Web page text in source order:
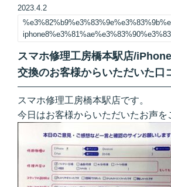
2023.4.2
スマホ修理工房橋本駅店/
交換のお客様からいただいた口
スマホ修理工房橋本駅店です。
今日はお客様からいただいたお声を